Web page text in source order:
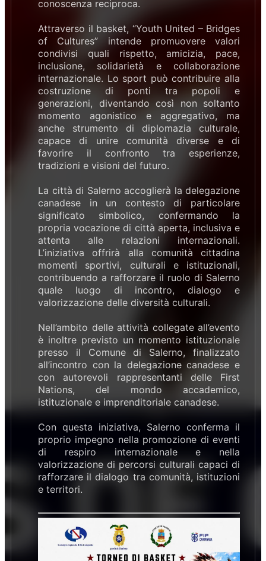
conoscenza reciproca.
Attraverso il basket, “Youth United – Bridges
of Cultures” intende promuovere valori
condivisi quali rispetto, amicizia, pace,
inclusione, solidarietà e collaborazione
internazionale. Lo sport può contribuire alla
costruzione di ponti tra popoli e
generazioni, diventando così non soltanto
momento agonistico e aggregativo, ma
anche strumento di diplomazia culturale,
capace di unire comunità diverse e di
favorire il confronto tra esperienze,
tradizioni e visioni del futuro.
La città di Salerno accoglierà la delegazione
canadese in un contesto di particolare
significato simbolico, confermando la
propria vocazione di città aperta, inclusiva e
attenta alle relazioni internazionali.
L’iniziativa offrirà alla comunità cittadina
momenti sportivi, culturali e istituzionali,
contribuendo a rafforzare il ruolo di Salerno
quale luogo di incontro, dialogo e
valorizzazione delle diversità culturali.
Nell’ambito delle attività collegate all’evento
è inoltre previsto un momento istituzionale
presso il Comune di Salerno, finalizzato
all’incontro con la delegazione canadese e
con autorevoli rappresentanti delle First
Nations, del mondo accademico,
istituzionale e imprenditoriale canadese.
Con questa iniziativa, Salerno conferma il
proprio impegno nella promozione di eventi
di respiro internazionale e nella
valorizzazione di percorsi culturali capaci di
rafforzare il dialogo tra comunità, istituzioni
e territori.